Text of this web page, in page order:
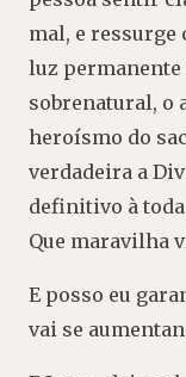
mal, e ressurge
luz permanente
sobrenatural, o
heroísmo do
verdadeira a
definitivo à
Que maravilha
E posso eu
vai se